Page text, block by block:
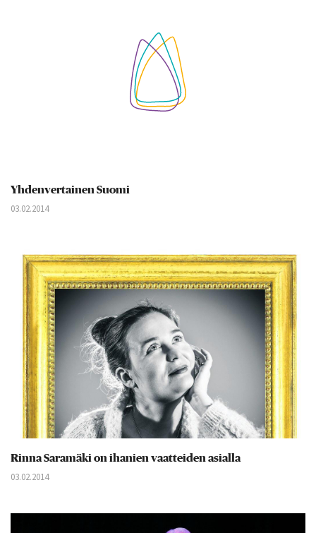
Yhdenvertainen Suomi
03.02.2014
Rinna Saramäki on ihanien vaatteiden asialla
03.02.2014